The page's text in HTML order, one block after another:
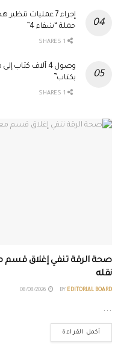
إجراء 7 عمليات
حملة “شفاء 4”
وصول 4 آلاف
بكتاب”
صحة الرقة تنفي إغلاق قسم
نقله
BY EDITORIAL BOARD
...
أكمل القراءة